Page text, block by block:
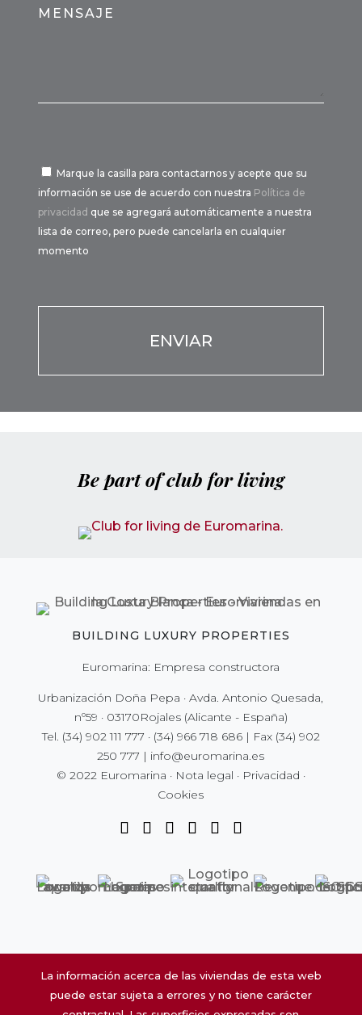
MENSAJE
Marque la casilla para contactarnos y acepte que su
información se use de acuerdo con nuestra Política de
privacidad que se agregará automáticamente a nuestra
lista de correo, pero puede cancelarla en cualquier
momento
Be part of club for living
BUILDING LUXURY PROPERTIES
Euromarina: Empresa constructora
Urbanización Doña Pepa · Avda. Antonio Quesada,
nº59 · 03170Rojales (Alicante - España)
Tel. (34) 902 111 777 · (34) 966 718 686| Fax (34) 902
250 777 | info@euromarina.es
© 2022 Euromarina · Nota legal · Privacidad ·
Cookies
La información acerca de las viviendas de esta web
puede estar sujeta a errores y no tiene carácter